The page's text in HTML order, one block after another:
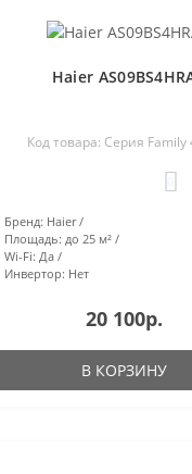
Haier
Код товара: Серия Family
Бренд: Haier
Площадь: до 25 м²
Wi-Fi: Да
Инвертор: Нет
20 100р.
В КОРЗИНУ